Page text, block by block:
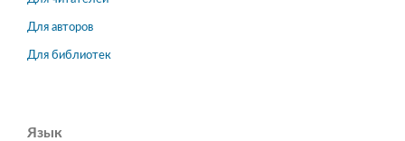
Для авторов
Для библиотек
Язык